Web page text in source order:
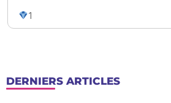
DERNIERS ARTICLES